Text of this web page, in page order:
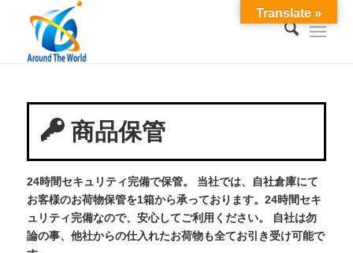
商品保管
24時間セキュリティ完備で保管。 当社では、自社倉庫にて
お客様のお荷物保管を1箱から承っております。24時間セキ
ュリティ完備なので、安心してご利用ください。 自社は勿
論の事、他社からの仕入れたお荷物も全てお引き受け可能で
Translate »